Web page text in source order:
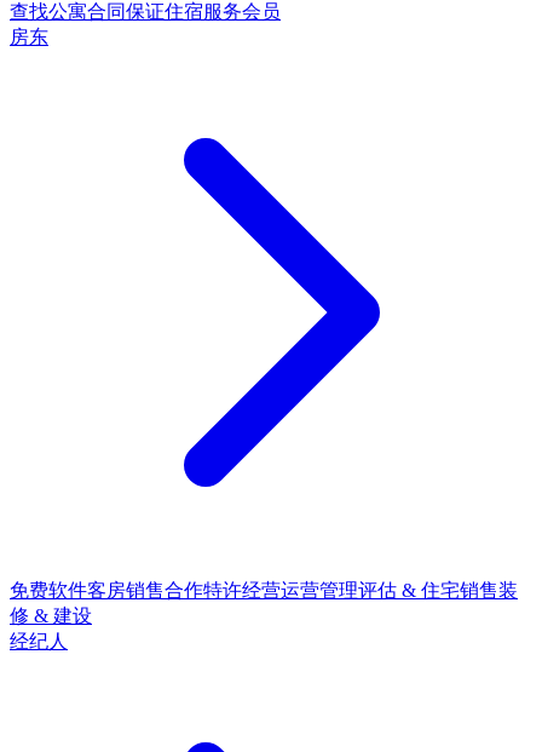
查找公寓合同保证住宿服务会员
房东
免费软件客房销售合作特许经营运营管理评估 & 住宅销售装
修 & 建设
经纪人